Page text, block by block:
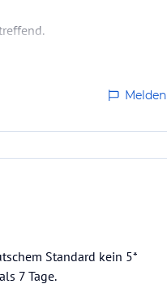
Melden
Standard kein 5*
7 Tage.